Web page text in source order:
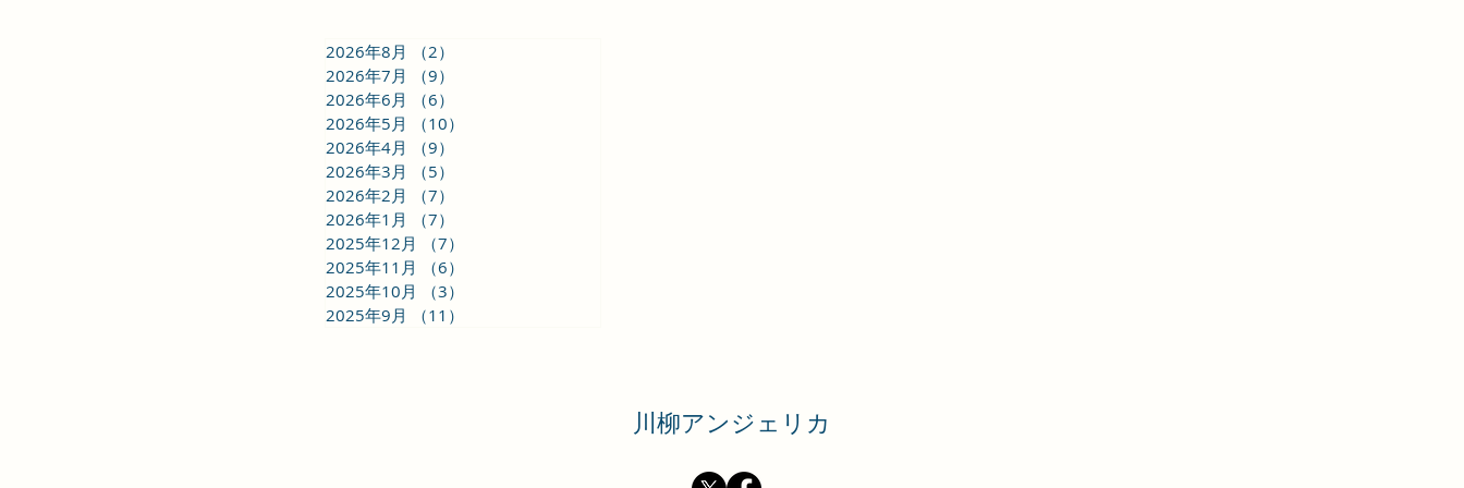
2026年8月 （2）
2026年7月
（9）
2026年6月
（6）
2026年5月
（10）
2026年4月
（9）
2026年3月
（5）
2026年2月
（7）
2026年1月
（7）
2025年12月
（7）
2025年11月
（6）
2025年10月
（3）
2025年9月
（11）
​川柳アンジェリカ